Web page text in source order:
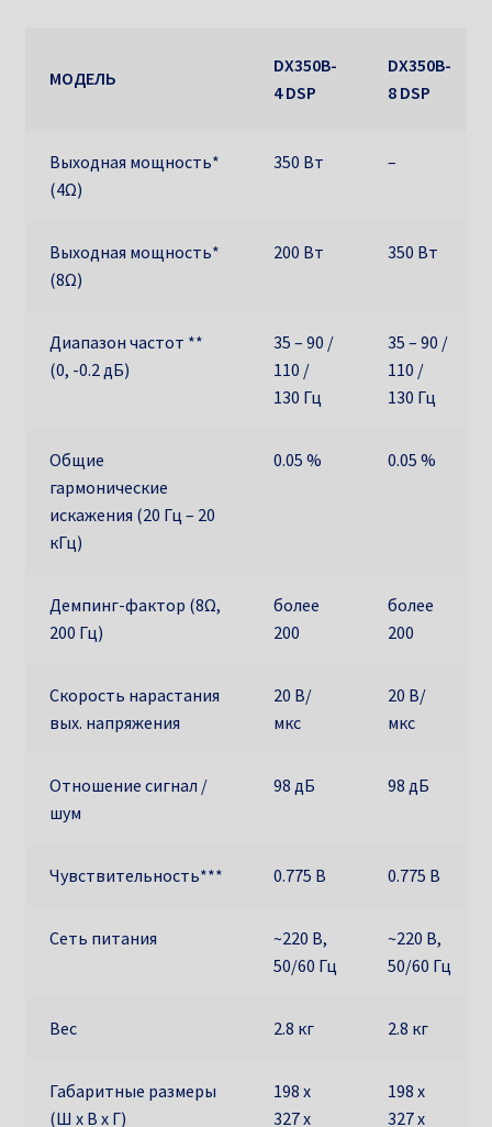
МОДЕЛЬ
DX350B-
4 DSP
DX350B-
8 DSP
Выходная мощность*
(4Ω)
350 Вт –
Выходная мощность*
(8Ω)
200 Вт 350 Вт
Диапазон частот **
(0, -0.2 дБ)
35 – 90 /
110 /
130 Гц
35 – 90 /
110 /
130 Гц
Общие
гармонические
искажения (20 Гц – 20
кГц)
0.05 % 0.05 %
Демпинг-фактор (8Ω,
200 Гц)
более
200
более
200
Скорость нарастания
вых. напряжения
20 В/
мкс
20 В/
мкс
Отношение сигнал /
шум
98 дБ 98 дБ
Чувствительность*** 0.775 В 0.775 В
Сеть питания
~220 В,
50/60 Гц
~220 В,
50/60 Гц
Вес 2.8 кг 2.8 кг
Габаритные размеры
(Ш х В х Г)
198 х
327 х
198 х
327 х